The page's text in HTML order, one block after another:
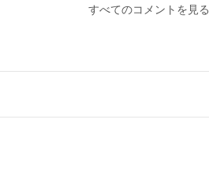
すべてのコメントを見る